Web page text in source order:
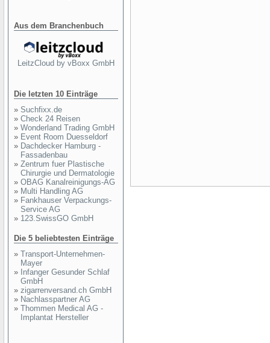
Aus dem Branchenbuch
LeitzCloud by vBoxx GmbH
Die letzten 10 Einträge
» Suchfixx.de
» Check 24 Reisen
» Wonderland Trading GmbH
» Event Room Duesseldorf
» Dachdecker Hamburg -
Fassadenbau
» Zentrum fuer Plastische
Chirurgie und Dermatologie
» OBAG Kanalreinigungs-AG
» Multi Handling AG
» Fankhauser Verpackungs-
Service AG
» 123.SwissGO GmbH
Die 5 beliebtesten Einträge
» Transport-Unternehmen-
Mayer
» Infanger Gesunder Schlaf
GmbH
» zigarrenversand.ch GmbH
» Nachlasspartner AG
» Thommen Medical AG -
Implantat Hersteller